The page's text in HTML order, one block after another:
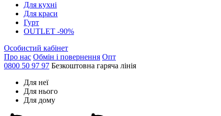
Для кухні
Для краси
Гурт
OUTLET -90%
Особистий кабінет
Про нас Обмін і повернення Опт
0800 50 97 97 Безкоштовна гаряча лінія
Для неї
Для нього
Для дому